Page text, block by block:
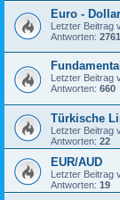
Euro -
Letzter Beitrag
Antworten: 2761
Letzter Beitrag
Antworten: 660
Türkische
Letzter Beitrag
Antworten: 22
EUR/AUD
Letzter Beitrag
Antworten: 19